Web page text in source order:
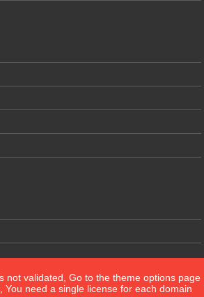
not validated, Go to the theme options page
You need a single license for each domain